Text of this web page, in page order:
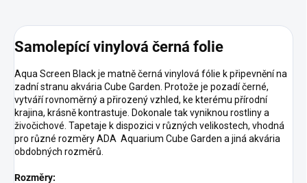
Samolepící vinylová černá folie
Aqua Screen Black je matně černá vinylová fólie k připevnění na
zadní stranu akvária Cube Garden. Protože je pozadí černé,
vytváří rovnoměrný a přirozený vzhled, ke kterému přírodní
krajina, krásně kontrastuje. Dokonale tak vyniknou rostliny a
živočichové. Tapetaje k dispozici v různých velikostech, vhodná
pro různé rozměry ADA Aquarium Cube Garden a jiná akvária
obdobných rozměrů.
Rozměry: